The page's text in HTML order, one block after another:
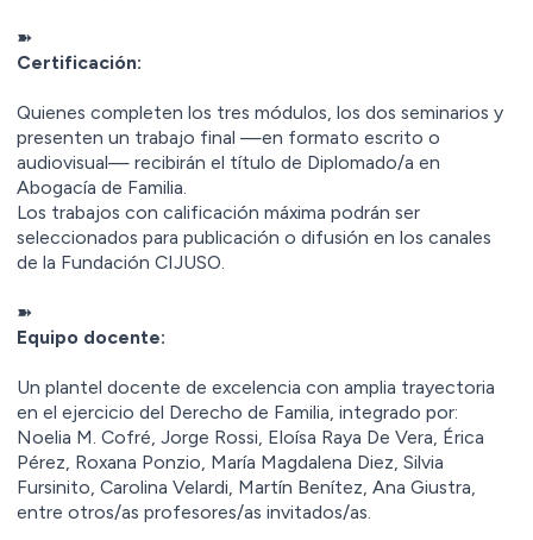
➽
Certificación:
Quienes completen los tres módulos, los dos seminarios y
presenten un trabajo final —en formato escrito o
audiovisual— recibirán el título de Diplomado/a en
Abogacía de Familia.
Los trabajos con calificación máxima podrán ser
seleccionados para publicación o difusión en los canales
de la Fundación CIJUSO.
➽
Equipo docente:
Un plantel docente de excelencia con amplia trayectoria
en el ejercicio del Derecho de Familia, integrado por:
Noelia M. Cofré, Jorge Rossi, Eloísa Raya De Vera, Érica
Pérez, Roxana Ponzio, María Magdalena Diez, Silvia
Fursinito, Carolina Velardi, Martín Benítez, Ana Giustra,
entre otros/as profesores/as invitados/as.